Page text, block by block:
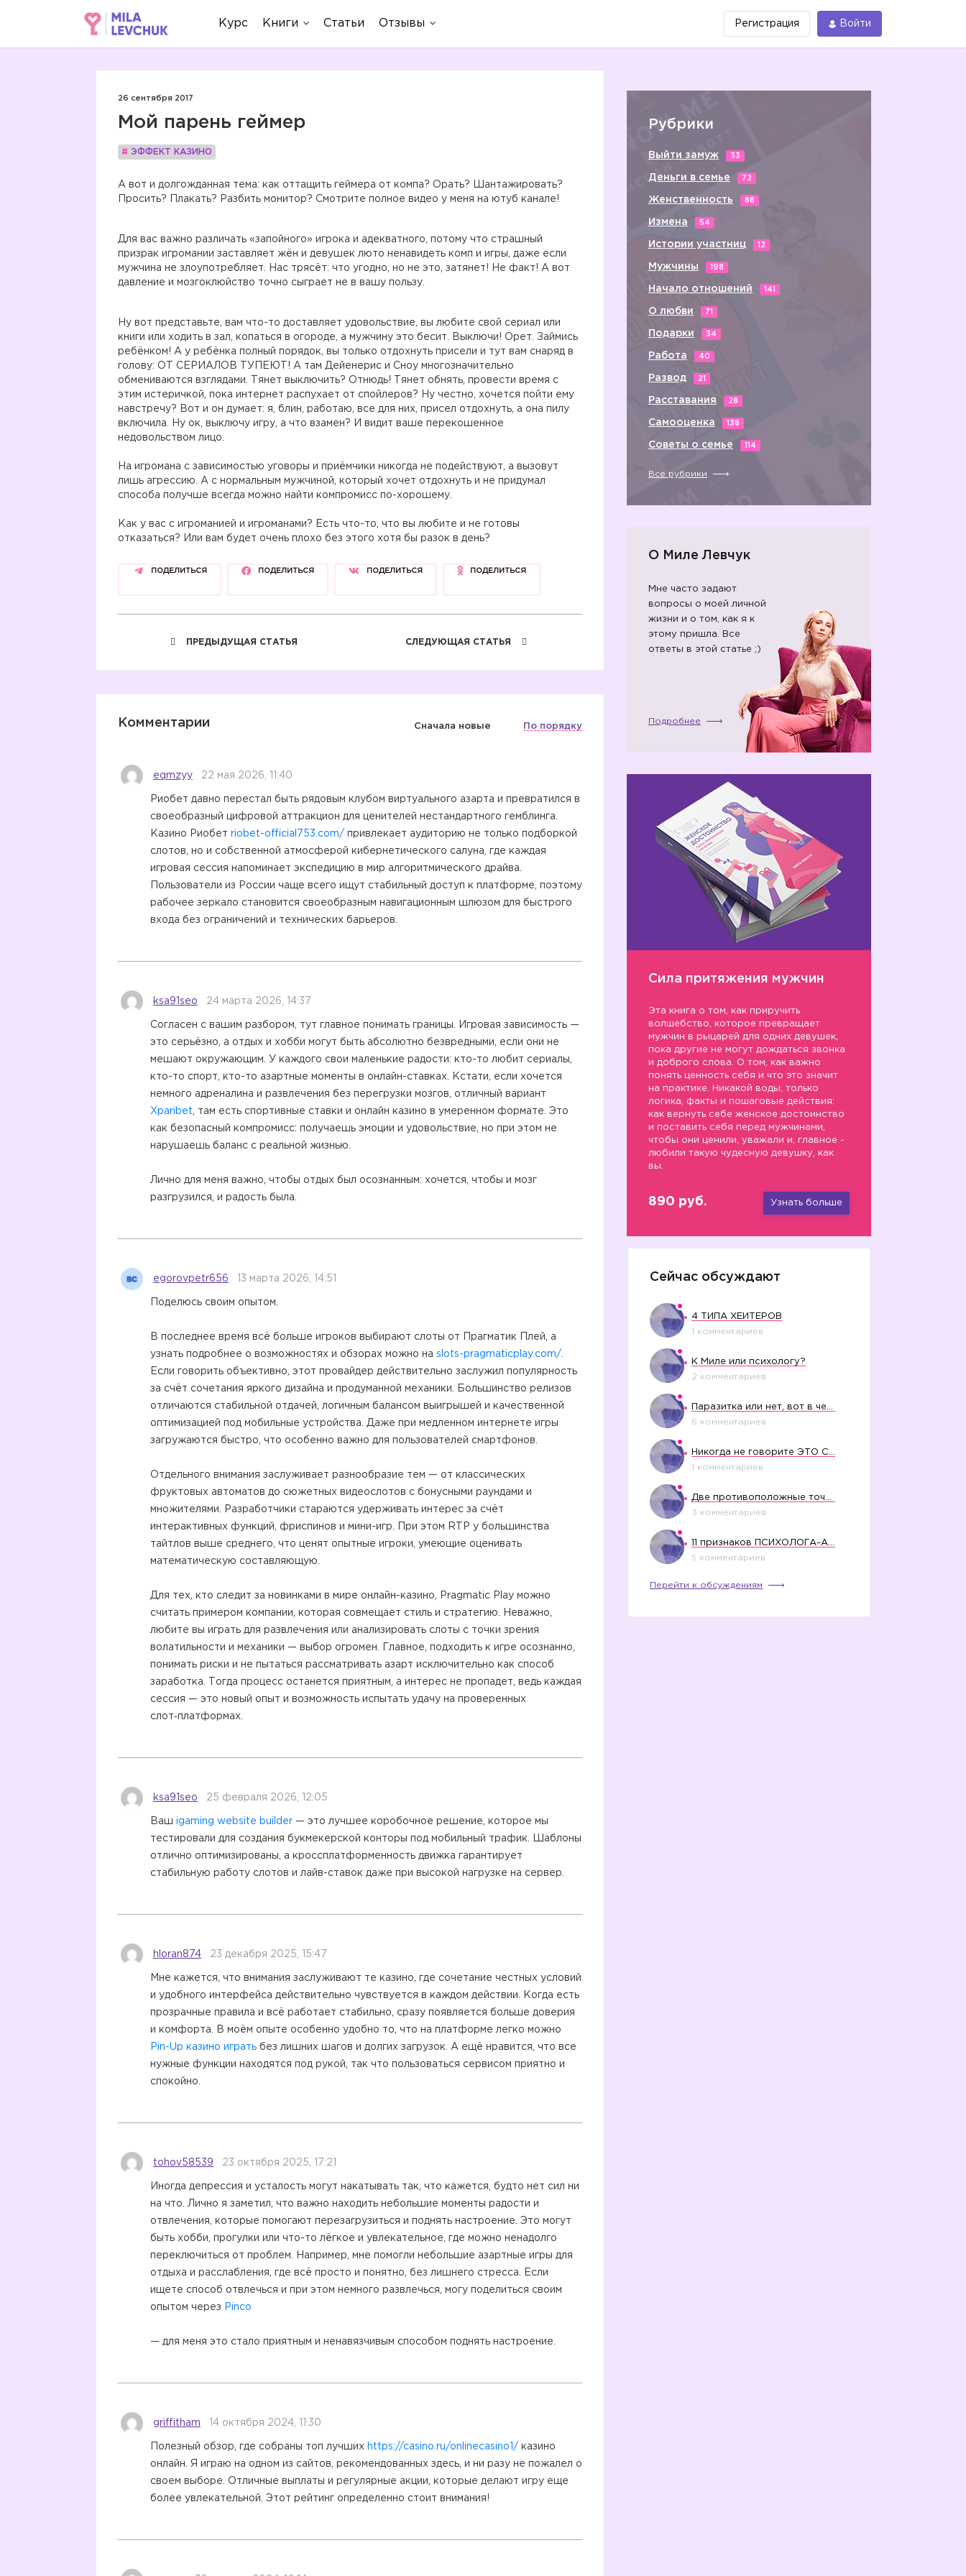
Курс Книги Статьи Отзывы Регистрация Войти
26 сентября 2017
Мой парень геймер
# ЭФФЕКТ КАЗИНО
А вот и долгожданная тема: как оттащить геймера от компа? Орать? Шантажировать?
Просить? Плакать? Разбить монитор? Смотрите полное видео у меня на ютуб канале!
Для вас важно различать «запойного» игрока и адекватного, потому что страшный
призрак игромании заставляет жён и девушек люто ненавидеть комп и игры, даже если
мужчина не злоупотребляет. Нас трясёт: что угодно, но не это, затянет! Не факт! А вот
давление и мозгоклюйство точно сыграет не в вашу пользу.
Ну вот представьте, вам что-то доставляет удовольствие, вы любите свой сериал или
книги или ходить в зал, копаться в огороде, а мужчину это бесит. Выключи! Орет. Займись
ребёнком! А у ребёнка полный порядок, вы только отдохнуть присели и тут вам снаряд в
голову: ОТ СЕРИАЛОВ ТУПЕЮТ! А там Дейенерис и Сноу многозначительно
обмениваются взглядами. Тянет выключить? Отнюдь! Тянет обнять, провести время с
этим истеричкой, пока интернет распухает от спойлеров? Ну честно, хочется пойти ему
навстречу? Вот и он думает: я, блин, работаю, все для них, присел отдохнуть, а она пилу
включила. Ну ок, выключу игру, а что взамен? И видит ваше перекошенное
недовольством лицо.
На игромана с зависимостью уговоры и приёмчики никогда не подействуют, а вызовут
лишь агрессию. А с нормальным мужчиной, который хочет отдохнуть и не придумал
способа получше всегда можно найти компромисс по-хорошему.
Как у вас с игроманией и игроманами? Есть что-то, что вы любите и не готовы
отказаться? Или вам будет очень плохо без этого хотя бы разок в день?
ПОДЕЛИТЬСЯ ПОДЕЛИТЬСЯ ПОДЕЛИТЬСЯ ПОДЕЛИТЬСЯ
ПРЕДЫДУЩАЯ СТАТЬЯ СЛЕДУЮЩАЯ СТАТЬЯ
Комментарии Сначала новые По порядку
eqmzyy 22 мая 2026, 11:40
Риобет давно перестал быть рядовым клубом виртуального азарта и превратился в
своеобразный цифровой аттракцион для ценителей нестандартного гемблинга.
Казино Риобет riobet-official753.com/ привлекает аудиторию не только подборкой
слотов, но и собственной атмосферой кибернетического салуна, где каждая
игровая сессия напоминает экспедицию в мир алгоритмического драйва.
Пользователи из России чаще всего ищут стабильный доступ к платформе, поэтому
рабочее зеркало становится своеобразным навигационным шлюзом для быстрого
входа без ограничений и технических барьеров.
ksa91seo 24 марта 2026, 14:37
Согласен с вашим разбором, тут главное понимать границы. Игровая зависимость —
это серьёзно, а отдых и хобби могут быть абсолютно безвредными, если они не
мешают окружающим. У каждого свои маленькие радости: кто-то любит сериалы,
кто-то спорт, кто-то азартные моменты в онлайн-ставках. Кстати, если хочется
немного адреналина и развлечения без перегрузки мозгов, отличный вариант
Xparibet , там есть спортивные ставки и онлайн казино в умеренном формате. Это
как безопасный компромисс: получаешь эмоции и удовольствие, но при этом не
нарушаешь баланс с реальной жизнью.
Лично для меня важно, чтобы отдых был осознанным: хочется, чтобы и мозг
разгрузился, и радость была.
egorovpetr656 13 марта 2026, 14:51
Поделюсь своим опытом.
В последнее время всё больше игроков выбирают слоты от Прагматик Плей, а
узнать подробнее о возможностях и обзорах можно на slots-pragmaticplay.com/
Если говорить объективно, этот провайдер действительно заслужил популярность
за счёт сочетания яркого дизайна и продуманной механики. Большинство релизов
отличаются стабильной отдачей, логичным балансом выигрышей и качественной
оптимизацией под мобильные устройства. Даже при медленном интернете игры
загружаются быстро, что особенно важно для пользователей смартфонов.
Отдельного внимания заслуживает разнообразие тем — от классических
фруктовых автоматов до сюжетных видеослотов с бонусными раундами и
множителями. Разработчики стараются удерживать интерес за счёт
интерактивных функций, фриспинов и мини-игр. При этом RTP у большинства
тайтлов выше среднего, что ценят опытные игроки, умеющие оценивать
математическую составляющую.
Для тех, кто следит за новинками в мире онлайн-казино, Pragmatic Play можно
считать примером компании, которая совмещает стиль и стратегию. Неважно,
любите вы играть для развлечения или анализировать слоты с точки зрения
волатильности и механики — выбор огромен. Главное, подходить к игре осознанно,
понимать риски и не пытаться рассматривать азарт исключительно как способ
заработка. Тогда процесс останется приятным, а интерес не пропадет, ведь каждая
сессия — это новый опыт и возможность испытать удачу на проверенных
слот‑платформах.
ksa91seo 25 февраля 2026, 12:05
Ваш igaming website builder — это лучшее коробочное решение, которое мы
тестировали для создания букмекерской конторы под мобильный трафик. Шаблоны
отлично оптимизированы, а кроссплатформенность движка гарантирует
стабильную работу слотов и лайв-ставок даже при высокой нагрузке на сервер.
hloran874 23 декабря 2025, 15:47
Мне кажется, что внимания заслуживают те казино, где сочетание честных условий
и удобного интерфейса действительно чувствуется в каждом действии. Когда есть
прозрачные правила и всё работает стабильно, сразу появляется больше доверия
и комфорта. В моём опыте особенно удобно то, что на платформе легко можно
Pin-Up казино играть без лишних шагов и долгих загрузок. А ещё нравится, что все
нужные функции находятся под рукой, так что пользоваться сервисом приятно и
спокойно.
tohov58539 23 октября 2025, 17:21
Иногда депрессия и усталость могут накатывать так, что кажется, будто нет сил ни
на что. Лично я заметил, что важно находить небольшие моменты радости и
отвлечения, которые помогают перезагрузиться и поднять настроение. Это могут
быть хобби, прогулки или что-то лёгкое и увлекательное, где можно ненадолго
переключиться от проблем. Например, мне помогли небольшие азартные игры для
отдыха и расслабления, где всё просто и понятно, без лишнего стресса. Если
ищете способ отвлечься и при этом немного развлечься, могу поделиться своим
опытом через
Pinco
— для меня это стало приятным и ненавязчивым способом поднять настроение.
griffitham 14 октября 2024, 11:30
Полезный обзор, где собраны топ лучших https://casino.ru/onlinecasino1/ казино
онлайн. Я играю на одном из сайтов, рекомендованных здесь, и ни разу не пожалел о
своем выборе. Отличные выплаты и регулярные акции, которые делают игру еще
более увлекательной. Этот рейтинг определенно стоит внимания!
Рубрики
Выйти замуж 33
Деньги в семье 72
Женственность 88
Измена 54
Истории участниц 12
Мужчины 198
Начало отношений 141
О любви 71
Подарки 34
Работа 40
Развод 21
Расставания 28
Самооценка 138
Советы о семье 114
Все рубрики
О Миле Левчук
Мне часто задают
вопросы о моей личной
жизни и о том, как я к
этому пришла. Все
ответы в этой статье ;)
Подробнее
Сила притяжения мужчин
Эта книга о том, как приручить
волшебство, которое превращает
мужчин в рыцарей для одних девушек,
пока другие не могут дождаться звонка
и доброго слова. О том, как важно
понять ценность себя и что это значит
на практике. Никакой воды, только
логика, факты и пошаговые действия:
как вернуть себе женское достоинство
и поставить себя перед мужчинами,
чтобы они ценили, уважали и, главное -
любили такую чудесную девушку, как
вы.
890 руб. Узнать больше
Сейчас обсуждают
4 ТИПА ХЕЙТЕРОВ
1 комментариев
К Миле или психологу?
2 комментариев
6 комментариев
1 комментариев
3 комментариев
5 комментариев
Перейти к обсуждениям